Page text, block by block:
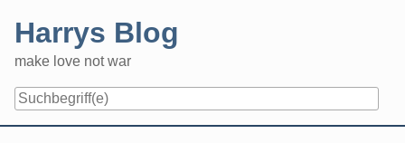
content
Harrys Blog
make love not war